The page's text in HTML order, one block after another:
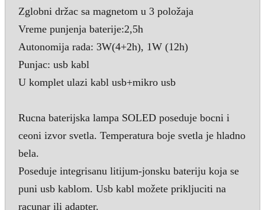
Zglobni držac sa magnetom u 3 položaja
Vreme punjenja baterije:2,5h
Autonomija rada: 3W(4+2h), 1W (12h)
Punjac: usb kabl
U komplet ulazi kabl usb+mikro usb
Rucna baterijska lampa SOLED poseduje bocni i
ceoni izvor svetla. Temperatura boje svetla je hladno
bela.
Poseduje integrisanu litijum-jonsku bateriju koja se
puni usb kablom. Usb kabl možete prikljuciti na
racunar ili adapter.